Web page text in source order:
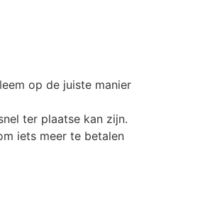
op de juiste manier
ter plaatse kan zijn.
iets meer te betalen